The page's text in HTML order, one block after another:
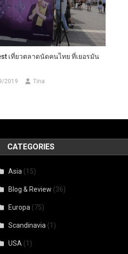
เที่ยวตลาดนัดคนไทย ที่เยอรมัน
2019 Tina
CATEGORIES
Asia (15)
Blog & Review (36)
Europa (75)
Scandinavia (1)
USA (1)